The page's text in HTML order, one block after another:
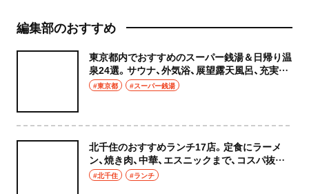
編集部のおすすめ
東京都内でおすすめのスーパー銭湯＆日帰り温
泉24選。サウナ、外気浴、展望露天風呂、充実の
癒やし空間へ
#東京都 #スーパー銭湯
北千住のおすすめランチ17店。定食にラーメ
ン、焼き肉、中華、エスニックまで、コスパ抜群
な店もおしゃれな店も網羅してご紹介！
#北千住 #ランチ